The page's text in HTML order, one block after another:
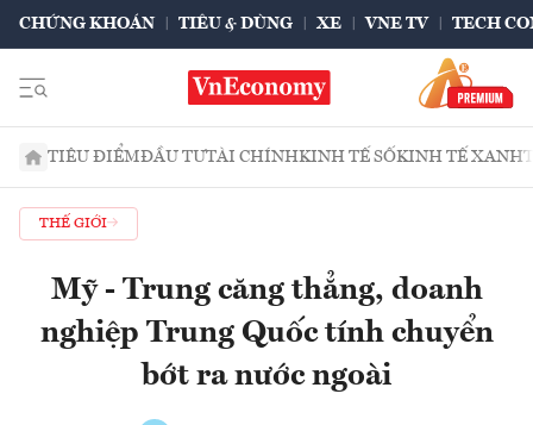
CHỨNG KHOÁN TIÊU & DÙNG XE VNE TV TECH
TIÊU ĐIỂMĐẦU TƯTÀI CHÍNHKINH TẾ SỐKINH TẾ XANH
THẾ GIỚI
Mỹ - Trung căng thẳng, doanh
nghiệp Trung Quốc tính chuyển
bớt ra nước ngoài